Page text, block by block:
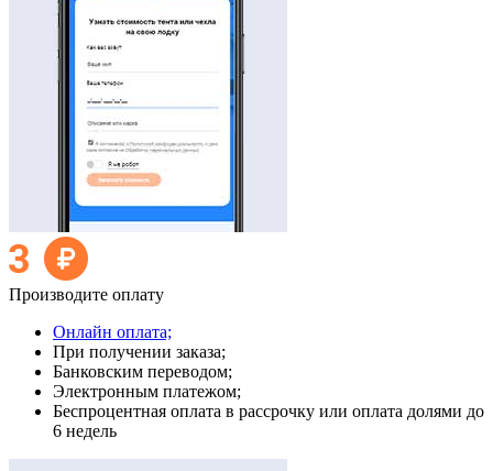
Производите оплату
Онлайн оплата;
При получении заказа;
Банковским переводом;
Электронным платежом;
Беспроцентная оплата в рассрочку или оплата долями до
6 недель